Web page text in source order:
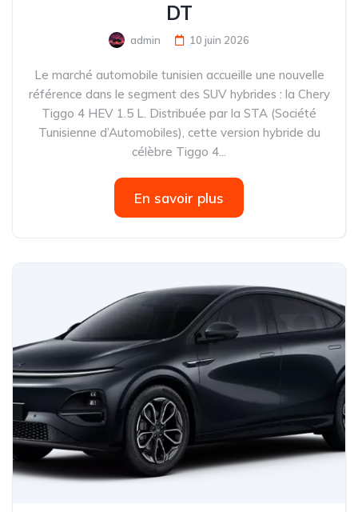
DT
admin 10 juin 2026
Le marché automobile tunisien accueille une nouvelle
référence dans le segment des SUV hybrides : la Chery
Tiggo 4 HEV 1.5 L. Distribuée par la STA (Société
Tunisienne d’Automobiles), cette version hybride du
célèbre Tiggo 4...
En savoir plus